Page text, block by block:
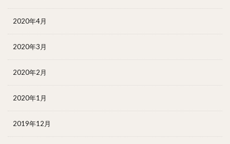
2020年4月
2020年3月
2020年2月
2020年1月
2019年12月